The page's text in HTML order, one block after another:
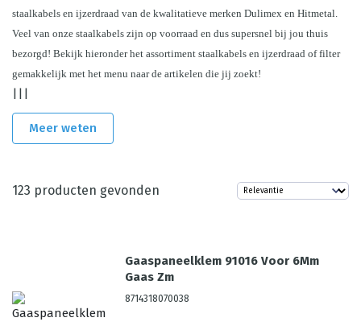
staalkabels en ijzerdraad van de kwalitatieve merken Dulimex en Hitmetal.
Veel van onze staalkabels zijn op voorraad en dus supersnel bij jou thuis
bezorgd! Bekijk hieronder het assortiment staalkabels en ijzerdraad of filter
gemakkelijk met het menu naar de artikelen die jij zoekt!
|||
Meer weten
123 producten gevonden
Gaaspaneelklem 91016 Voor 6Mm
Gaas Zm
8714318070038